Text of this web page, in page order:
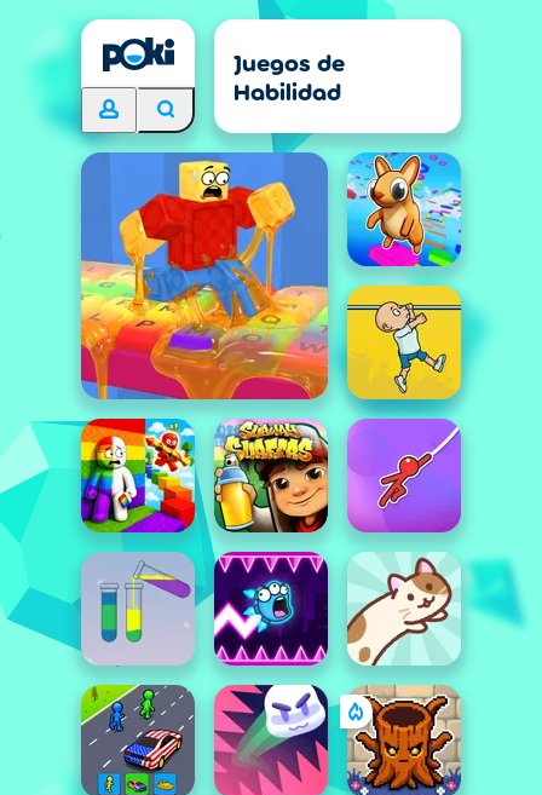
Juegos de
Habilidad